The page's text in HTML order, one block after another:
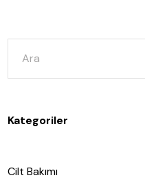
şunun
için
ara:
Kategoriler
Cilt Bakımı